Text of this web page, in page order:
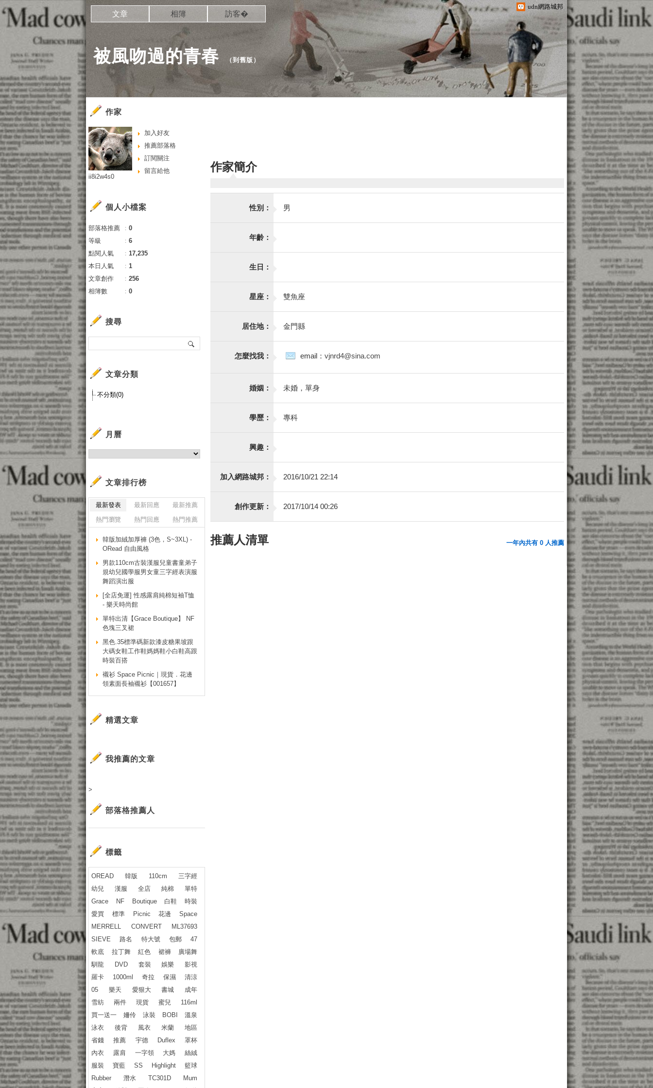
udn網路城邦
被風吻過的青春 （到舊版 ）
文章 相簿 訪客�
作家簡介
性別： 男
年齡：
生日：
星座： 雙魚座
居住地： 金門縣
怎麼找我： email： vjnrd4@sina.com
婚姻： 未婚，單身
學歷： 專科
興趣：
加入網路城邦： 2016/10/21 22:14
創作更新： 2017/10/14 00:26
推薦人清單 一年內共有 0 人推薦
作家
加入好友
推薦部落格
訂閱關注
留言給他
ii8i2w4s0
個人小檔案
部落格推薦 ： 0
等級
： 6
點閱人氣
： 17,235
本日人氣
： 1
文章創作
： 256
相簿數
： 0
搜尋
文章分類
不分類(0)
月曆
文章排行榜
最新發表 最新回應
最新推薦
熱門瀏覽
熱門回應 熱門推薦
韓版加絨加厚褲 (3色，S~3XL) -
ORead 自由風格
男款110cm古裝漢服兒童書童弟子
規幼兒國學服男女童三字經表演服
舞蹈演出服
[全店免運] 性感露肩純棉短袖T恤
- 樂天時尚館
單特出清【Grace Boutique】 NF
色塊三叉裙
黑色.35標準碼新款漆皮糖果坡跟
大碼女鞋工作鞋媽媽鞋小白鞋高跟
時裝百搭
襯衫 Space Picnic｜現貨．花邊
領素面長袖襯衫【001657】
精選文章
我推薦的文章
>
部落格推薦人
標籤
OREAD 韓版 110cm
三字經
幼兒
漢服 全店 純棉
單特
Grace
NF Boutique 白鞋
時裝
愛買
標準 Picnic 花邊
Space
MERRELL
CONVERT
ML37693
SIEVE
路名 特大號 包郵
47
軟底
拉丁舞 紅色 裙褲
廣場舞
馴龍
DVD 套裝 娛樂
影視
羅卡
1000ml 奇拉 保濕
清涼
05
樂天 愛狠大 書城
成年
雪紡
兩件 現貨 蜜兒
116ml
買一送一
姍伶 泳裝 BOBI
溫泉
泳衣
後背 風衣 米蘭
地區
省錢
推薦 宇德 Duflex
罩杯
內衣
露肩 一字領 大媽
絲絨
服裝
寶藍 SS Highlight
籃球
Rubber
潛水 TC301D
Mum